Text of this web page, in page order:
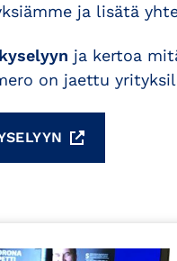
ja lisätä
ja kertoa
on jaettu